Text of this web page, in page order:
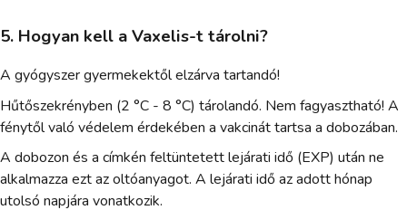
5. Hogyan kell a Vaxelis-t tárolni?
A gyógyszer gyermekektől elzárva tartandó!
Hűtőszekrényben (2 °C - 8 °C) tárolandó. Nem fagyasztható! A
fénytől való védelem érdekében a vakcinát tartsa a dobozában.
A dobozon és a címkén feltüntetett lejárati idő (EXP) után ne
alkalmazza ezt az oltóanyagot. A lejárati idő az adott hónap
utolsó napjára vonatkozik.